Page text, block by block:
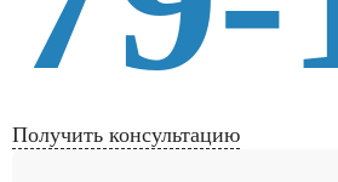
Получить консультацию